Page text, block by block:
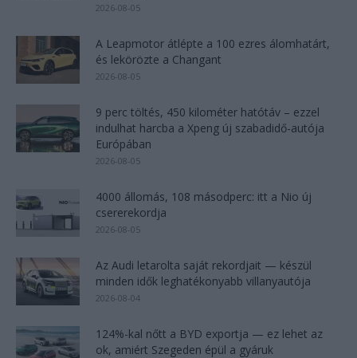
2026-08-05
A Leapmotor átlépte a 100 ezres álomhatárt,
és lekörözte a Changant
2026-08-05
9 perc töltés, 450 kilométer hatótáv – ezzel
indulhat harcba a Xpeng új szabadidő-autója
Európában
2026-08-05
4000 állomás, 108 másodperc: itt a Nio új
csererekordja
2026-08-05
Az Audi letarolta saját rekordjait — készül
minden idők leghatékonyabb villanyautója
2026-08-04
124%-kal nőtt a BYD exportja — ez lehet az
ok, amiért Szegeden épül a gyáruk